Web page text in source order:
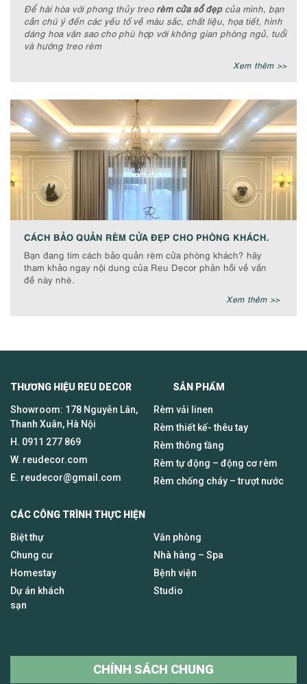
Để hài hòa với phong thủy treo rèm cửa sổ đẹpcủa mình, bạn
cần chú ý đến các yếu tố về màu sắc, chất liệu, họa tiết, hình
dáng hoa văn sao cho phù hợp với không gian phòng ngủ, tuổi
và hướng treo rèm
Xem thêm >>
CÁCH BẢO QUẢN RÈM CỬA ĐẸP CHO PHÒNG KHÁCH.
Bạn đang tìm cách bảo quản rèm cửa phòng khách? hãy
tham khảo ngay nội dung của Reu Decor phản hồi về vấn
đề này nhé.
Xem thêm >>
THƯƠNG HIỆU REU DECOR SẢN PHẨM
Showroom: 178 Nguyễn Lân,
Thanh Xuân, Hà Nội
H. 0911 277 869
W. reudecor.com
E. reudecor@gmail.com
Rèm vải linen
Rèm thiết kế- thêu tay
Rèm thông tầng
Rèm tự động – động cơ rèm
Rèm chống cháy – trượt nước
CÁC CÔNG TRÌNH THỰC HIỆN
Biệt thự
Chung cư
Homestay
Dự án khách
sạn
Văn phòng
Nhà hàng – Spa
Bệnh viện
Studio
CHÍNH SÁCH CHUNG